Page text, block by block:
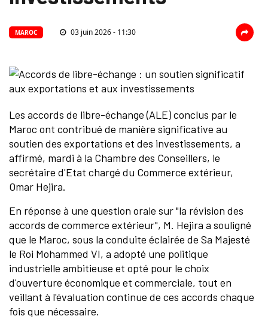
MAROC 03 juin 2026 - 11:30
Les accords de libre-échange (ALE) conclus par le
Maroc ont contribué de manière significative au
soutien des exportations et des investissements, a
affirmé, mardi à la Chambre des Conseillers, le
secrétaire d'Etat chargé du Commerce extérieur,
Omar Hejira.
En réponse à une question orale sur "la révision des
accords de commerce extérieur", M. Hejira a souligné
que le Maroc, sous la conduite éclairée de Sa Majesté
le Roi Mohammed VI, a adopté une politique
industrielle ambitieuse et opté pour le choix
d'ouverture économique et commerciale, tout en
veillant à l'évaluation continue de ces accords chaque
fois que nécessaire.